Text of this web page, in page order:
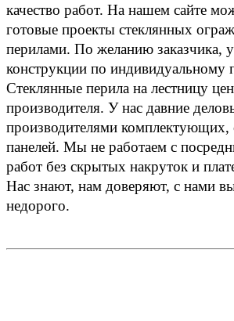
качество работ. На нашем сайте
готовые проекты стеклянных
перилами. По желанию заказчика,
конструкции по индивидуальному
Стеклянные перила на лестницу
производителя. У нас давние
производителями комплектующих,
панелей. Мы не работаем с
работ без скрытых накруток и
Нас знают, нам доверяют, с нами
недорого.